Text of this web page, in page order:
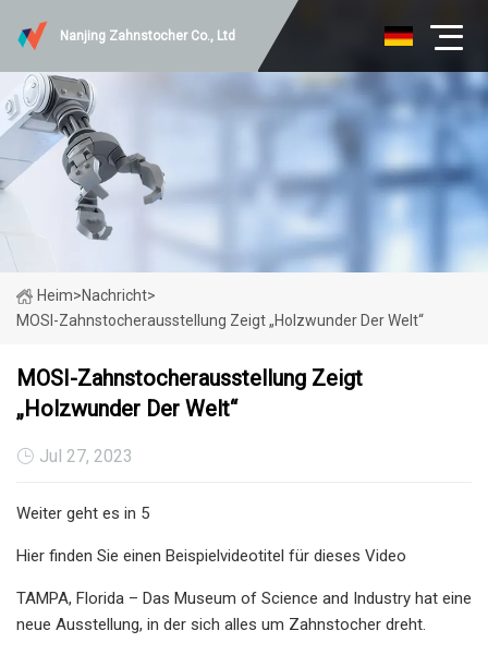
Nanjing Zahnstocher Co., Ltd
Heim>Nachricht>
MOSI-Zahnstocherausstellung Zeigt „Holzwunder Der Welt“
MOSI-Zahnstocherausstellung Zeigt
„Holzwunder Der Welt“
Jul 27, 2023
Weiter geht es in 5
Hier finden Sie einen Beispielvideotitel für dieses Video
TAMPA, Florida – Das Museum of Science and Industry hat eine
neue Ausstellung, in der sich alles um Zahnstocher dreht.